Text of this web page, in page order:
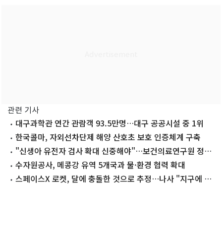
관련 기사
대구과학관 연간 관람객 93.5만명…대구 공공시설 중 1위
한국콜마, 자외선차단제 해양 산호초 보호 인증체계 구축
"신생아 유전자 검사 확대 신중해야"…보건의료연구원 정책
논의수자원공사, 메콩강 유역 5개국과 물·환경 협력 확대
스페이스X 로켓, 달에 충돌한 것으로 추정…나사 "지구에 위